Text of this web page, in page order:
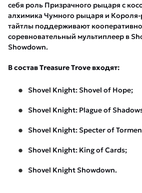
себя роль Призрачного рыцаря с
алхимика Чумного рыцаря и
тайтлы поддерживают
соревновательный мультиплеер в
Showdown.
В состав Treasure Trove входят:
Shovel Knight: Shovel of Hope;
Shovel Knight: Plague of
Shovel Knight: Specter of
Shovel Knight: King of Cards;
Shovel Knight Showdown.